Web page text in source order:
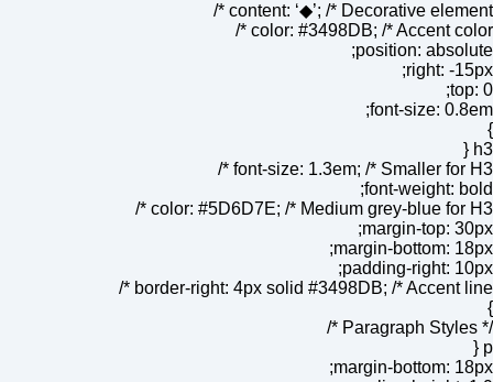
content: ‘◆’; /* Decorative element */
color: #3498DB; /* Accent color */
position: absolute;
right: -15px;
top: 0;
font-size: 0.8em;
}
h3 {
font-size: 1.3em; /* Smaller for H3 */
font-weight: bold;
color: #5D6D7E; /* Medium grey-blue for H3 */
margin-top: 30px;
margin-bottom: 18px;
padding-right: 10px;
border-right: 4px solid #3498DB; /* Accent line */
}
/* Paragraph Styles */
p {
margin-bottom: 18px;